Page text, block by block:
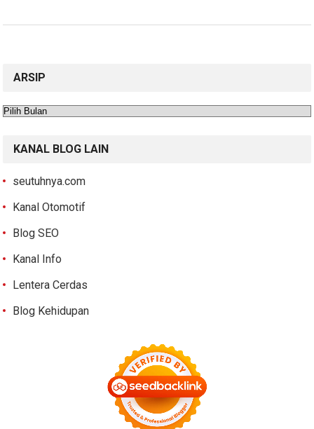
ARSIP
Arsip
KANAL BLOG LAIN
seutuhnya.com
Kanal Otomotif
Blog SEO
Kanal Info
Lentera Cerdas
Blog Kehidupan